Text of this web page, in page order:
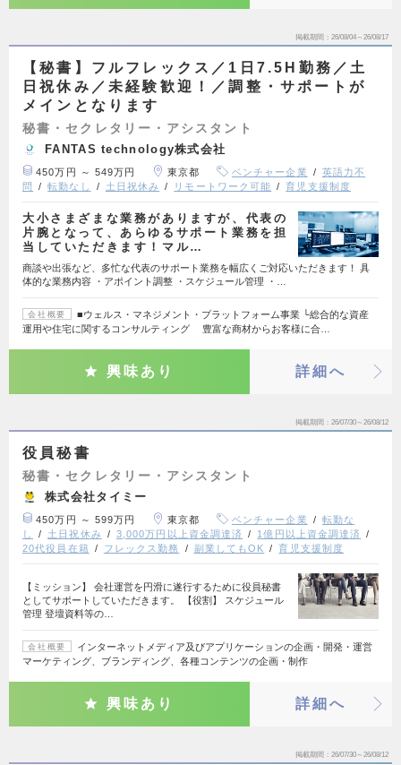
掲載期間 26/08/04～26/08/17
【秘書】フルフレックス／1日7.5H勤務／土
日祝休み／未経験歓迎！／調整・サポートが
メインとなります
秘書・セクレタリー・アシスタント
FANTAS technology株式会社
450万円 ～ 549万円 東京都 ベンチャー企業
英語力不
問
転勤なし 土日祝休み リモートワーク可能 育児支援制度
大小さまざまな業務がありますが、代表の
片腕となって、あらゆるサポート業務を担
当していただきます！マル…
商談や出張など、多忙な代表のサポート業務を幅広くご対応いただきます！ 具
体的な業務内容 ・アポイント調整 ・スケジュール管理 ・…
会社概要
■ウェルス・マネジメント・プラットフォーム事業 └総合的な資産
運用や住宅に関するコンサルティング 豊富な商材からお客様に合…
興味あり 詳細へ
掲載期間 26/07/30～26/08/12
役員秘書
秘書・セクレタリー・アシスタント
株式会社タイミー
450万円 ～ 599万円 東京都 ベンチャー企業
転勤な
し
土日祝休み 3,000万円以上資金調達済
1億円以上資金調達済
20代役員在籍
フレックス勤務 副業してもOK 育児支援制度
【ミッション】 会社運営を円滑に遂行するために役員秘書
としてサポートしていただきます。 【役割】 スケジュール
管理 登壇資料等の…
会社概要
インターネットメディア及びアプリケーションの企画・開発・運営
マーケティング、ブランディング、各種コンテンツの企画・制作
興味あり 詳細へ
掲載期間 26/07/30～26/08/12